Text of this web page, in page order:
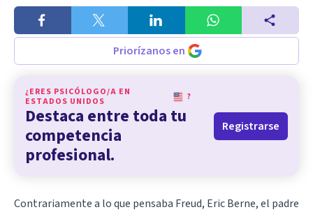
Priorízanos en
¿ERES PSICÓLOGO/A EN
ESTADOS UNIDOS
?
Destaca entre toda tu
competencia
profesional.
Registrarse
Contrariamente a lo que pensaba Freud, Eric Berne, el padre